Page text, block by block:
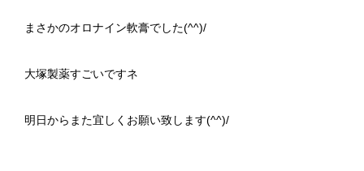
まさかのオロナイン軟膏でした(^^)/
大塚製薬すごいですネ
明日からまた宜しくお願い致します(^^)/